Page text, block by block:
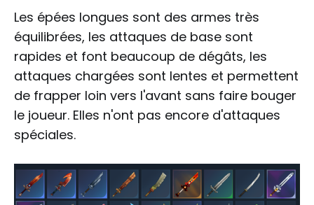
Les épées longues sont des armes très
équilibrées, les attaques de base sont
rapides et font beaucoup de dégâts, les
attaques chargées sont lentes et permettent
de frapper loin vers l'avant sans faire bouger
le joueur. Elles n'ont pas encore d'attaques
spéciales.